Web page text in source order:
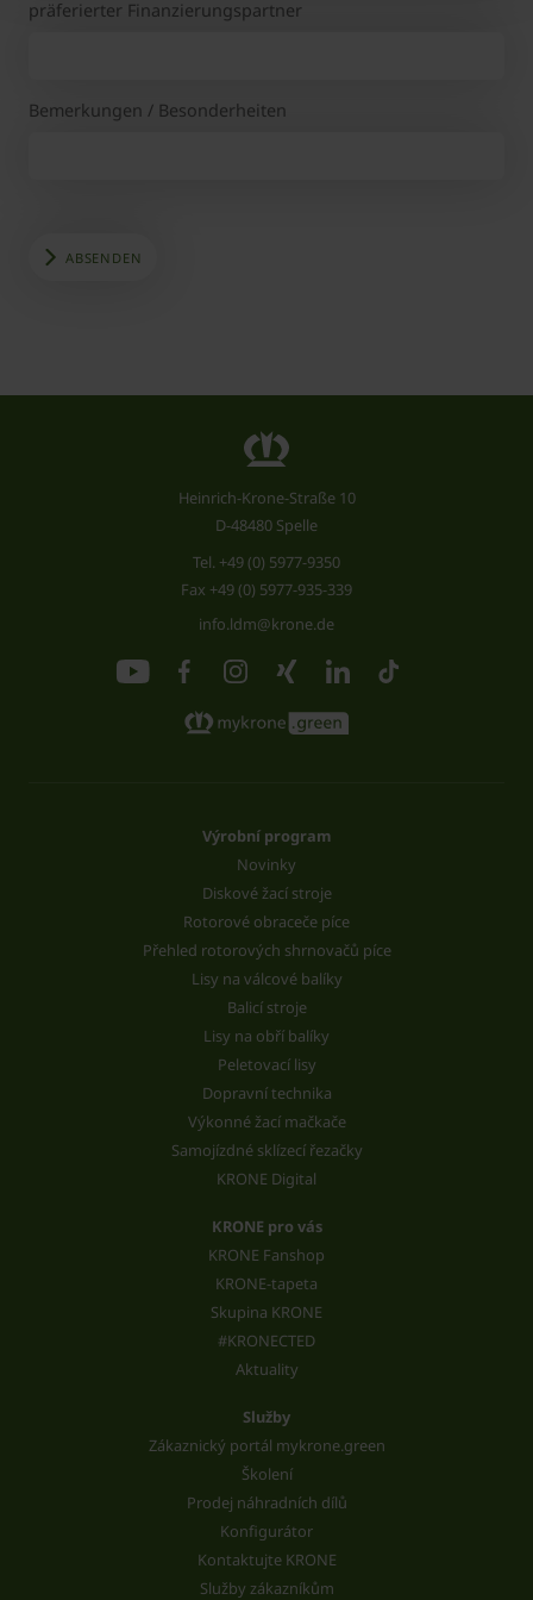
präferierter Finanzierungspartner
Bemerkungen / Besonderheiten
ABSENDEN
Heinrich-Krone-Straße 10
D-48480 Spelle
Tel. +49 (0) 5977-9350
Fax +49 (0) 5977-935-339
info.ldm@krone.de
Výrobní program
Novinky
Diskové žací stroje
Rotorové obraceče píce
Přehled rotorových shrnovačů píce
Lisy na válcové balíky
Balicí stroje
Lisy na obří balíky
Peletovací lisy
Dopravní technika
Výkonné žací mačkače
Samojízdné sklízecí řezačky
KRONE Digital
KRONE pro vás
KRONE Fanshop
KRONE-tapeta
Skupina KRONE
#KRONECTED
Aktuality
Služby
Zákaznický portál mykrone.green
Školení
Prodej náhradních dílů
Konfigurátor
Kontaktujte KRONE
Služby zákazníkům